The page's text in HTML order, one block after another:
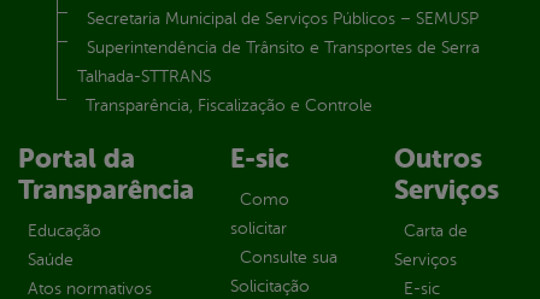
Secretaria Municipal de Serviços Públicos – SEMUSP
Superintendência de Trânsito e Transportes de Serra
Talhada-STTRANS
Transparência, Fiscalização e Controle
Portal da
Transparência
Educação
Saúde
Atos normativos
E-sic
Como
solicitar
Consulte sua
Solicitação
Outros
Serviços
Carta de
Serviços
E-sic